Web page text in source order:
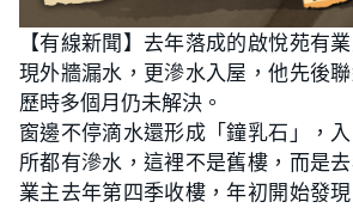
【有線新聞】去年落成的啟悅苑有
現外牆漏水，更滲水入屋，他先後
歷時多個月仍未解決。
窗邊不停滴水還形成「鐘乳石」，
所都有滲水，這裡不是舊樓，而是
業主去年第四季收樓，年初開始發